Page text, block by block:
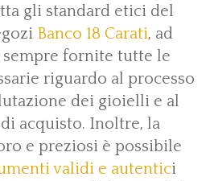
gli standard etici del
Banco 18 Carati, ad
sempre fornite tutte le
riguardo al processo
dei gioielli e al
acquisto. Inoltre, la
e preziosi è possibile
validi e autentici